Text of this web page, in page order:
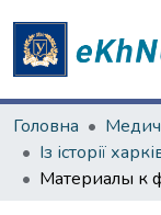
Головна